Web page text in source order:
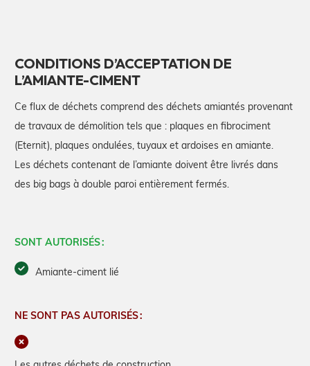
CONDITIONS D’ACCEPTATION DE
L’AMIANTE-CIMENT
Ce flux de déchets comprend des déchets amiantés provenant
de travaux de démolition tels que : plaques en fibrociment
(Eternit), plaques ondulées, tuyaux et ardoises en amiante.
Les déchets contenant de l’amiante doivent être livrés dans
des big bags à double paroi entièrement fermés.
SONT AUTORISÉS :
Amiante-ciment lié
NE SONT PAS AUTORISÉS :